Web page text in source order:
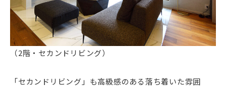
（2階・セカンドリビング）
「セカンドリビング」も高級感のある落ち着いた雰囲